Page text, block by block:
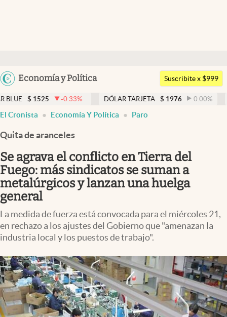
Argentina
Uruguay
Economía y Política
Members
Economía y Política
Finanzas y Mercados
Mercados Online
Negocios
Columnistas
Otras secciones
Apertura
Infotechnology
Clima
Mundial 2026
Eventos Corporativos
Suscribite x $999
-0.33% DÓLAR TARJETA $ 1976 0.00% DÓLAR
El Cronista Economía Y Política Paro
Quita de aranceles
Se agrava el conflicto en Tierra del
Fuego: más sindicatos se suman a
metalúrgicos y lanzan una huelga
general
La medida de fuerza está convocada para el miércoles 21,
en rechazo a los ajustes del Gobierno que "amenazan la
industria local y los puestos de trabajo".